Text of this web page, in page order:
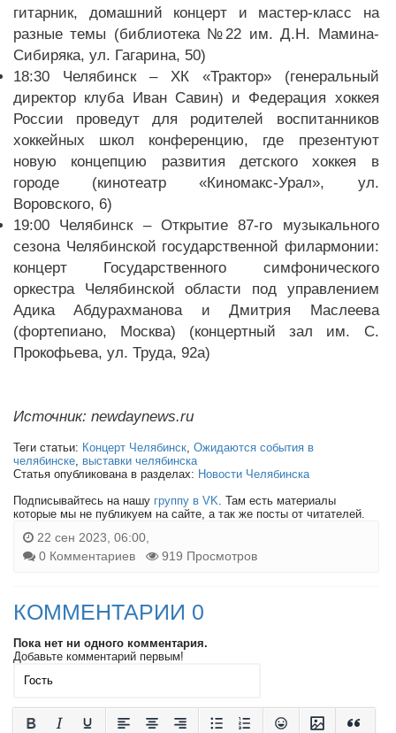
гитарник, домашний концерт и мастер-класс на
разные темы (библиотека №22 им. Д.Н. Мамина-
Сибиряка, ул. Гагарина, 50)
18:30 Челябинск – ХК «Трактор» (генеральный
директор клуба Иван Савин) и Федерация хоккея
России проведут для родителей воспитанников
хоккейных школ конференцию, где презентуют
новую концепцию развития детского хоккея в
городе (кинотеатр «Киномакс-Урал», ул.
Воровского, 6)
19:00 Челябинск – Открытие 87-го музыкального
сезона Челябинской государственной филармонии:
концерт Государственного симфонического
оркестра Челябинской области под управлением
Адика Абдурахманова и Дмитрия Маслеева
(фортепиано, Москва) (концертный зал им. С.
Прокофьева, ул. Труда, 92а)
Источник: newdaynews.ru
Теги статьи: Концерт Челябинск Ожидаются события в
челябинске выставки челябинска
Статья опубликована в разделах: Новости Челябинска
Подписывайтесь на нашу группу в VK . Там есть материалы
которые мы не публикуем на сайте, а так же посты от читателей.
22 сен 2023, 06:00,
0 Комментариев
919 Просмотров
КОММЕНТАРИИ 0
Пока нет ни одного комментария.
Добавьте комментарий первым!